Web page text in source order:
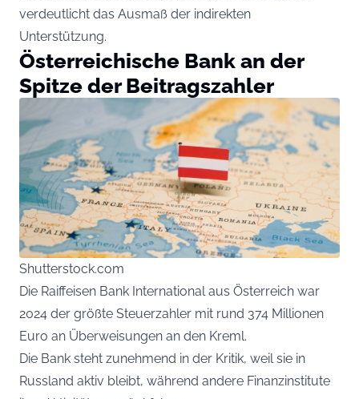
verdeutlicht das Ausmaß der indirekten
Unterstützung.
Österreichische Bank an der
Spitze der Beitragszahler
Shutterstock.com
Die Raiffeisen Bank International aus Österreich war
2024 der größte Steuerzahler mit rund 374 Millionen
Euro an Überweisungen an den Kreml.
Die Bank steht zunehmend in der Kritik, weil sie in
Russland aktiv bleibt, während andere Finanzinstitute